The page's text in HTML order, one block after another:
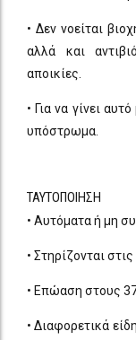
• Δεν νοείται
αλλά και
αποικίες.
• Για να γίνει
υπόστρωμα.
ΤΑΥΤΟΠΟΙΗΣΗ
• Αυτόματα ή μη
• Στηρίζονται
• Επώαση στους
• Διαφορετικά